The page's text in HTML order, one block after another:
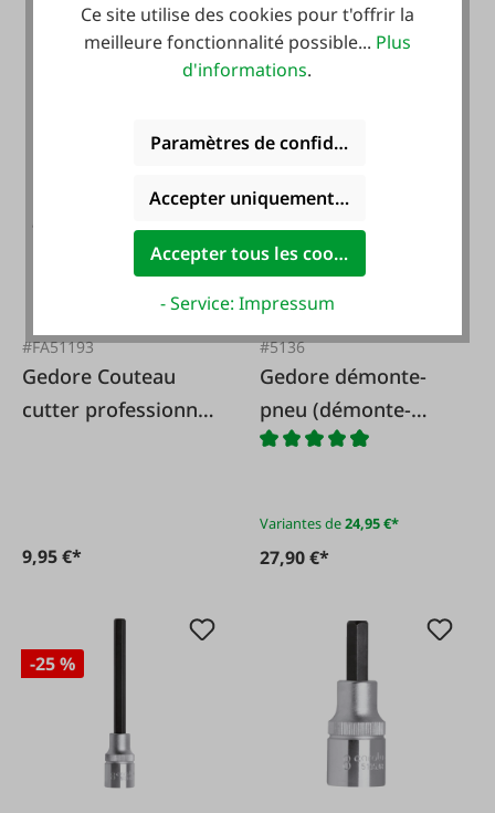
#FA51193
Gedore Couteau
cutter professionnel
9,95 €*
#5136
Gedore démonte-
pneu (démonte-
pneu)
Variantes de24,95 €*
27,90 €*
-25 %
Ce site utilise des cookies pour t'offrir la
meilleure fonctionnalité possible... Plus
d'informations.
Paramètres de confidentialité
Accepter uniquement les cookies
Accepter tous les cookies
- Service: Impressum